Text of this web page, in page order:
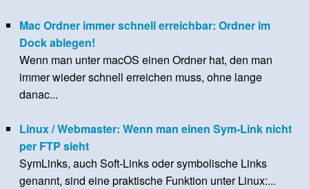
Mac Ordner immer schnell erreichbar: Ordner im
Dock ablegen!
Wenn man unter macOS einen Ordner hat, den man
immer wieder schnell erreichen muss, ohne lange
danac...
Linux / Webmaster: Wenn man einen Sym-Link nicht
per FTP sieht
SymLinks, auch Soft-Links oder symbolische Links
genannt, sind eine praktische Funktion unter Linux:...